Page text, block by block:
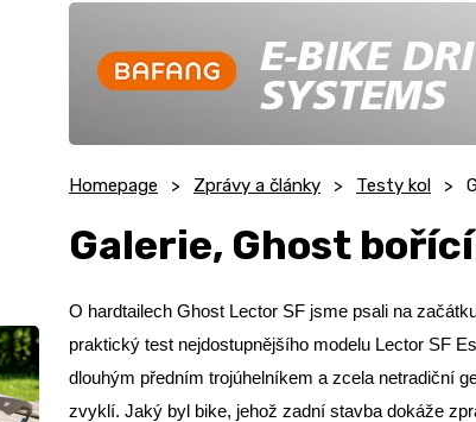
Homepage Zprávy a články Testy kol
Galerie, Ghost
O hardtailech Ghost Lector SF jsme psali na
praktický test nejdostupnějšího modelu Lector SF
dlouhým předním trojúhelníkem a zcela netradiční
zvyklí. Jaký byl bike, jehož zadní stavba dokáže